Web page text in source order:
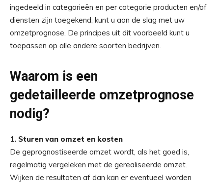
ingedeeld in categorieën en per categorie producten en/of
diensten zijn toegekend, kunt u aan de slag met uw
omzetprognose. De principes uit dit voorbeeld kunt u
toepassen op alle andere soorten bedrijven.
Waarom is een
gedetailleerde omzetprognose
nodig?
1. Sturen van omzet en kosten
De geprognostiseerde omzet wordt, als het goed is,
regelmatig vergeleken met de gerealiseerde omzet.
Wijken de resultaten af dan kan er eventueel worden